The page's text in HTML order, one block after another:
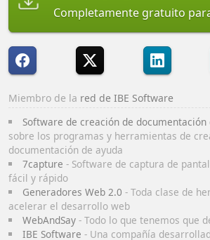
Completamente gratuito
Miembro de la red de IBE Software
Software de creación de documentación
sobre los programas y herramientas de
documentación de ayuda
7capture - Software de captura de
fácil y rápido
Generadores Web 2.0 - Toda clase de
acelerar el desarrollo web
WebAndSay- Todo lo que tenemos que
IBE Software - Una compañía